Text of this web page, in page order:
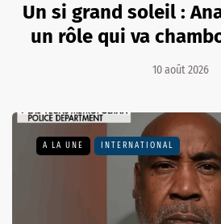
Un si grand soleil :
un rôle qui va
10 août 2026
A LA UNE INTERNATIONAL